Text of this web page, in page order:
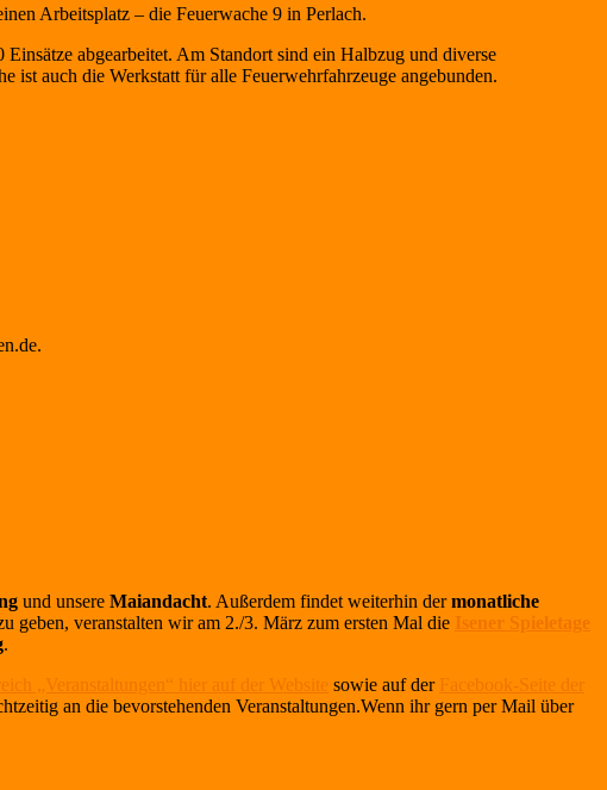
Arbeitsplatz – die Feuerwache 9 in Perlach.
abgearbeitet. Am Standort sind ein Halbzug und diverse
ist auch die Werkstatt für alle Feuerwehrfahrzeuge angebunden.
und unsere Maiandacht. Außerdem findet weiterhin dermonatliche
geben, veranstalten wir am 2./3. März zum ersten Mal die Isener Spieletage
.
„Veranstaltungen“ hier auf der Website sowie auf der Facebook-Seite der
an die bevorstehenden Veranstaltungen.Wenn ihr gern per Mail über